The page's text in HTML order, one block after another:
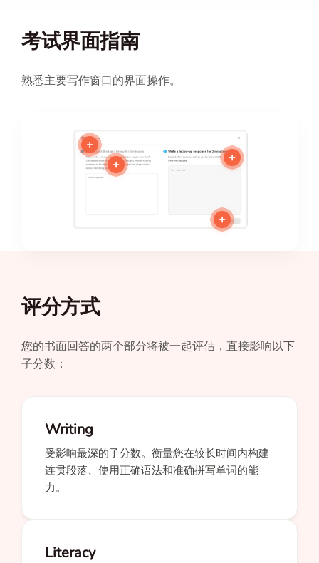
考试界面指南
熟悉主要写作窗口的界面操作。
+ +
+
+
评分方式
您的书面回答的两个部分将被一起评估，直接影响以下
子分数：
Writing
受影响最深的子分数。衡量您在较长时间内构建
连贯段落、使用正确语法和准确拼写单词的能
力。
Literacy